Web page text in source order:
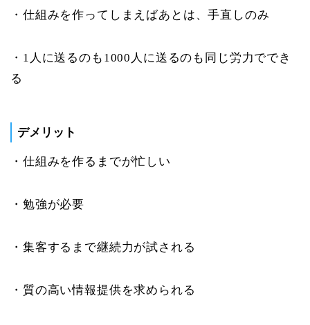
・仕組みを作ってしまえばあとは、手直しのみ
・1人に送るのも1000人に送るのも同じ労力ででき
る
デメリット
・仕組みを作るまでが忙しい
・勉強が必要
・集客するまで継続力が試される
・質の高い情報提供を求められる